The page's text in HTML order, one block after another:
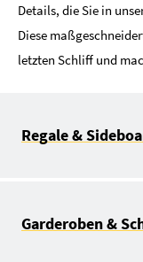
Details, die Sie in
Diese
letzten Schliff und
Regale &
Garderoben &